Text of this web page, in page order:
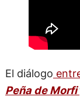
El diálogo
Peña de Morfi